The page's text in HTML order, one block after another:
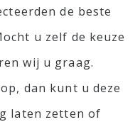
de beste
u zelf de keuze
wij u graag.
dan kunt u deze
laten zetten of